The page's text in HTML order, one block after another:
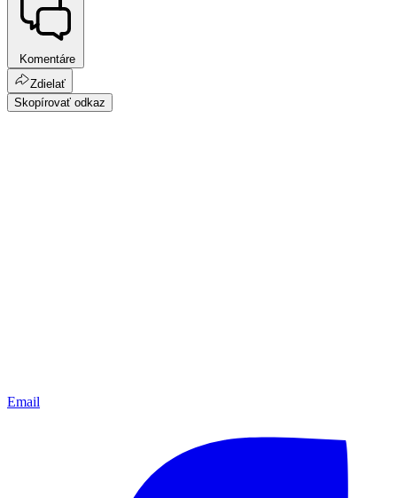
Komentáre
Zdielať
Skopírovať odkaz
Email